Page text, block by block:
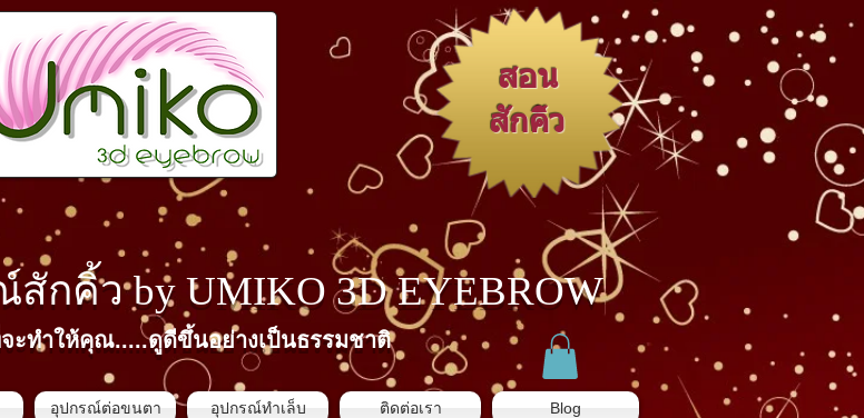
สักคิ้ว by UMIKO 3D EYEBROW
ะทำให้คุณ.....ดูดีขึ้นอย่างเป็นธรรมชาติ
สอน
สักคิ้ว
อุปกรณ์ต่อขนตา อุปกรณ์ทำเล็บ ติดต่อเรา Blog